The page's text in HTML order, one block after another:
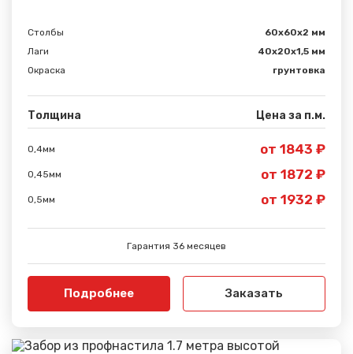
Столбы
60х60х2 мм
Лаги
40х20х1,5 мм
Окраска
грунтовка
Толщина Цена за п.м.
0,4мм от 1843 ₽
0,45мм от 1872 ₽
0,5мм от 1932 ₽
Гарантия 36 месяцев
Подробнее Заказать